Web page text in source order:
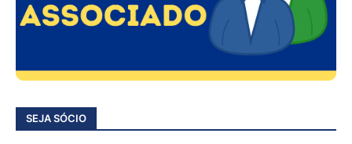
SEJA SÓCIO